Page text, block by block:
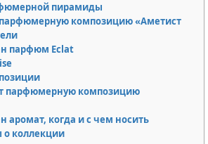
информации
пирамиды
композицию «Аметист
парфюм Eclat
парфюмерную композицию
аромат, когда и с чем носить
коллекции